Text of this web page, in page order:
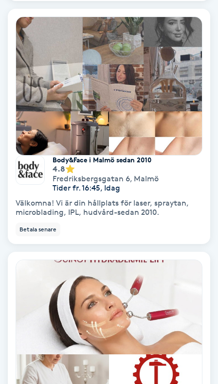
Optiker
Ortobionomi
Ortopedi
Osteopati
Paraffinbehandling
Pedikyr
Pensionärklippning
Permanent
Permanent hårborttagning
Permanent ögonbrynsmakeup
Personal shopper
Personlig tränare
Picolaser
Body&Face i Malmö sedan 2010
4.8
Fredriksbergsgatan 6, Malmö
Tider fr. 16:45, Idag
Välkomna! Vi är din hållplats för laser, spraytan,
microblading, IPL, hudvård-sedan 2010.
Betala senare